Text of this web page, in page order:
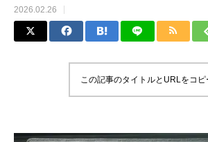
2026.02.26
この記事のタイトルとURLをコピ